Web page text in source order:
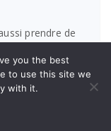
prendre de
you the best
to use this site we
with it.